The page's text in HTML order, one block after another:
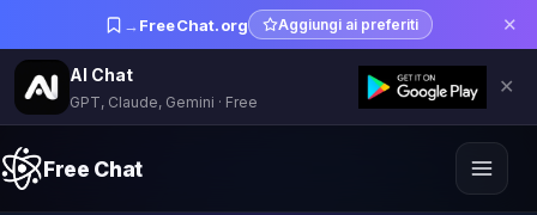
→ FreeChat.org Aggiungi ai preferiti ✕
AI Chat
GPT, Claude, Gemini · Free
✕
Free Chat